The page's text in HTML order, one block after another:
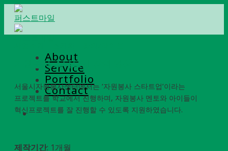
Skip
content
About
Service
Portfolio
Contact
자원봉사 스타트업 강의 영상
서울시자원봉사센터에서는 ‘자원봉사 스타트업’이라는
프로젝트를 학교에서 진행하며, 자원봉사 멘토와 아이들이
혁신프로젝트를 잘 진행할 수 있도록 지원하였습니다.
제작기간: 1개월